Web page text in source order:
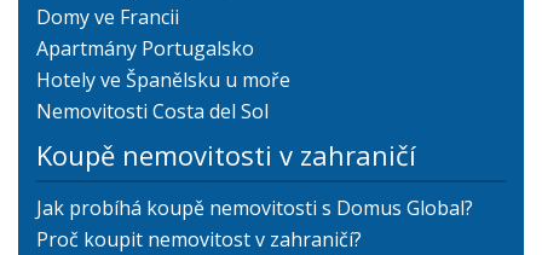
Domy ve Francii
Apartmány Portugalsko
Hotely ve Španělsku u moře
Nemovitosti Costa del Sol
Koupě nemovitosti v zahraničí
Jak probíhá koupě nemovitosti s Domus Global?
Proč koupit nemovitost v zahraničí?